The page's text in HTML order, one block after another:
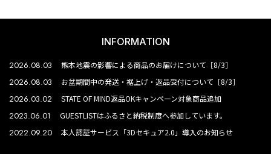
INFORMATION
2026.08.03 熊本地震の影響による商品のお届けについて［8/3］
2026.08.03 お盆期間中の発送・裾上げ・返品受付について［8/3］
2026.03.02 STATE OF MIND返品OKキャンペーン対象商品追加
2023.06.01 GUESTLISTはふるさと納税制度へ参加しています。
2022.09.20 本人認証サービス「3Dセキュア2.0」導入のお知らせ